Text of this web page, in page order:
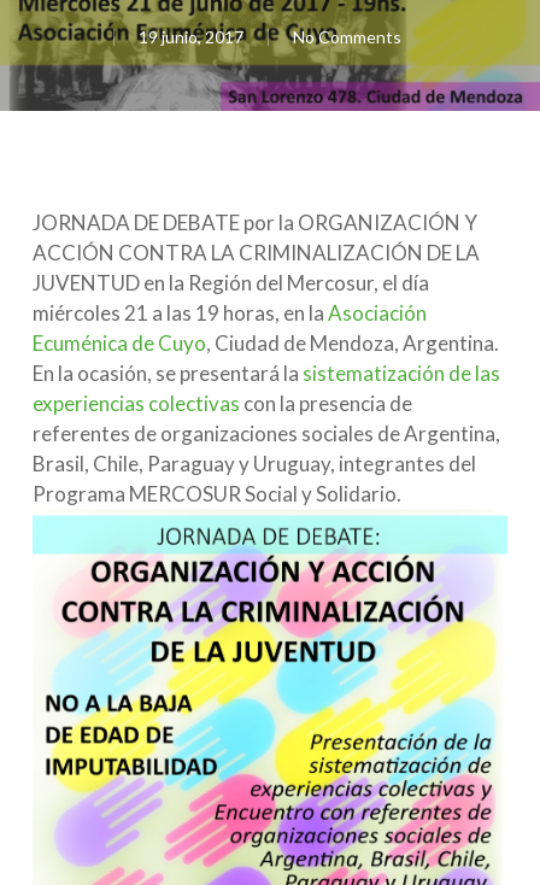
19 junio, 2017 No Comments
JORNADA DE DEBATE por la ORGANIZACIÓN Y
ACCIÓN CONTRA LA CRIMINALIZACIÓN DE LA
JUVENTUD en la Región del Mercosur, el día
miércoles 21 a las 19 horas, en laAsociación
Ecuménica de Cuyo, Ciudad de Mendoza, Argentina.
En la ocasión, se presentará la sistematización de las
experiencias colectivas con la presencia de
referentes de organizaciones sociales de Argentina,
Brasil, Chile, Paraguay y Uruguay, integrantes del
Programa MERCOSUR Social y Solidario.